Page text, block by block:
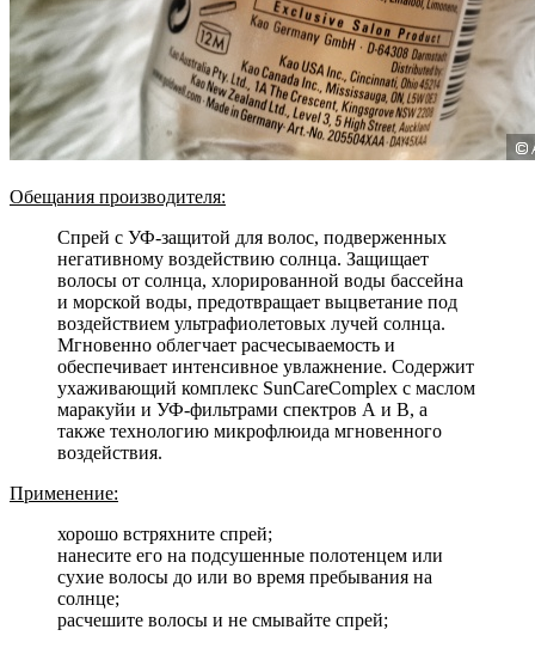
Обещания производителя:
Спрей с УФ-защитой для волос, подверженных
негативному воздействию солнца. Защищает
волосы от солнца, хлорированной воды бассейна
и морской воды, предотвращает выцветание под
воздействием ультрафиолетовых лучей солнца.
Мгновенно облегчает расчесываемость и
обеспечивает интенсивное увлажнение. Содержит
ухаживающий комплекс SunCareComplex с маслом
маракуйи и УФ-фильтрами спектров А и В, а
также технологию микрофлюида мгновенного
воздействия.
Применение:
хорошо встряхните спрей;
нанесите его на подсушенные полотенцем или
сухие волосы до или во время пребывания на
солнце;
расчешите волосы и не смывайте спрей;